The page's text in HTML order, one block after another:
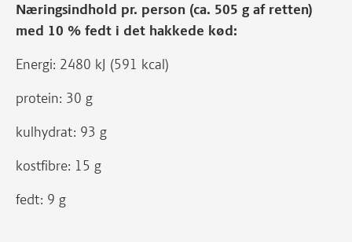
Næringsindhold pr. person (ca. 505 g af retten)
med 10 % fedt i det hakkede kød:
Energi: 2480 kJ (591 kcal)
protein: 30 g
kulhydrat: 93 g
kostfibre: 15 g
fedt: 9 g